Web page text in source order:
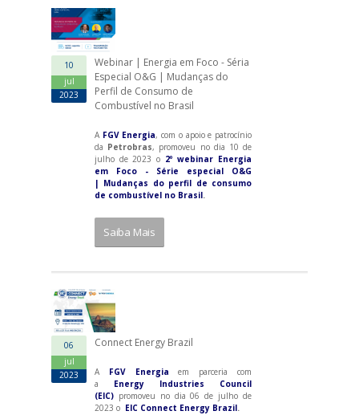
a
10
jul
2023
Webinar | Energia em Foco - Séria
Especial O&G | Mudanças do
Perfil de Consumo de
Combustível no Brasil
A FGV Energia, com o apoio e patrocínio
da Petrobras, promoveu no dia 10 de
julho de 2023 o 2º webinar Energia
em Foco - Série especial O&G
| Mudanças do perfil de consumo
de combustível no Brasil.
Saiba Mais
06
jul
2023
Connect Energy Brazil
A FGV Energia
em parceria com
a Energy Industries Council
(EIC) promoveu no dia 06 de julho de
2023 o EIC Connect Energy Brazil.